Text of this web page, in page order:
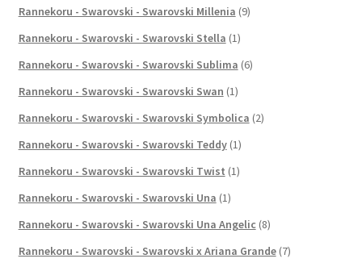
Rannekoru - Swarovski - Swarovski Millenia (9)
Rannekoru - Swarovski - Swarovski Stella (1)
Rannekoru - Swarovski - Swarovski Sublima (6)
Rannekoru - Swarovski - Swarovski Swan (1)
Rannekoru - Swarovski - Swarovski Symbolica (2)
Rannekoru - Swarovski - Swarovski Teddy (1)
Rannekoru - Swarovski - Swarovski Twist (1)
Rannekoru - Swarovski - Swarovski Una (1)
Rannekoru - Swarovski - Swarovski Una Angelic (8)
Rannekoru - Swarovski - Swarovski x Ariana Grande (7)